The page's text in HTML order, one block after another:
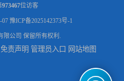
973467位访客
07 豫ICP备2025142373号-1
限公司 保留所有权利.
免责声明 管理员入口 网站地图